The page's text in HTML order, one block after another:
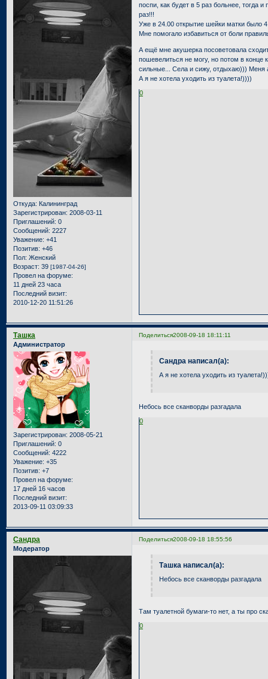
Откуда: Калининград
Зарегистрирован: 2008-03-11
Приглашений: 0
Сообщений: 2227
Уважение: +41
Позитив: +46
Пол: Женский
Возраст: 39 [1987-04-26]
Провел на форуме:
11 дней 23 часа
Последний визит:
2010-12-20 11:51:26
поспи, как будет в 5 раз больнее, тогда
раз!!!
Уже в 24.00 открытие шейки матки было
Мне помогало избавиться от боли
А ещё мне акушерка посоветовала
пошевелиться не могу, но потом в конце
сильные... Села и сижу, отдыхаю))) Меня
А я не хотела уходить из туалета!))))
0
Поделиться2008-09-18 18:11:11
Ташка
Администратор
Зарегистрирован: 2008-05-21
Приглашений: 0
Сообщений: 4222
Уважение: +35
Позитив: +7
Провел на форуме:
17 дней 16 часов
Последний визит:
2013-09-11 03:09:33
Сандра написал(а):
А я не хотела уходить из
Небось все сканворды разгадала
0
Поделиться2008-09-18 18:55:56
Сандра
Модератор
Ташка написал(а):
Небось все сканворды разгадала
Там туалетной бумаги-то нет, а ты про
0